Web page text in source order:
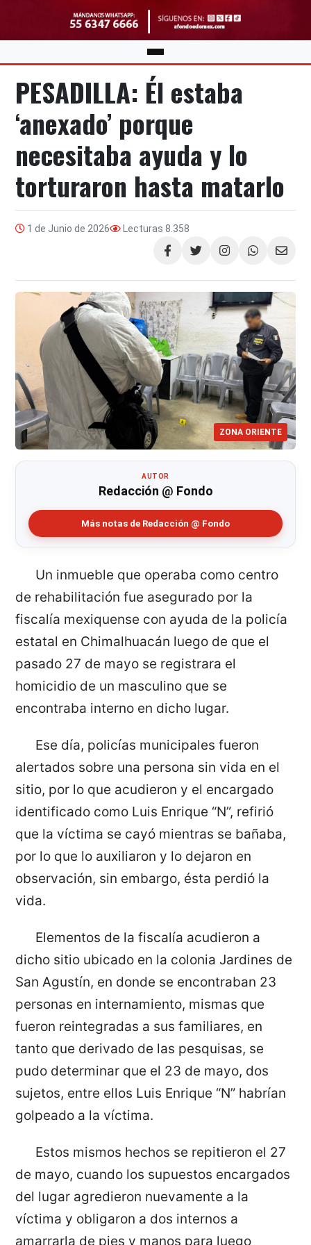
PESADILLA: Él estaba
‘anexado’ porque
necesitaba ayuda y lo
torturaron hasta matarlo
1 de Junio de 2026 Lecturas 8.358
Compartir
ZONA ORIENTE
AUTOR
Redacción @ Fondo
Más notas de Redacción @ Fondo
Un inmueble que operaba como centro
de rehabilitación fue asegurado por la
fiscalía mexiquense con ayuda de la policía
estatal en Chimalhuacán luego de que el
pasado 27 de mayo se registrara el
homicidio de un masculino que se
encontraba interno en dicho lugar.
Ese día, policías municipales fueron
alertados sobre una persona sin vida en el
sitio, por lo que acudieron y el encargado
identificado como Luis Enrique “N”, refirió
que la víctima se cayó mientras se bañaba,
por lo que lo auxiliaron y lo dejaron en
observación, sin embargo, ésta perdió la
vida.
Elementos de la fiscalía acudieron a
dicho sitio ubicado en la colonia Jardines de
San Agustín, en donde se encontraban 23
personas en internamiento, mismas que
fueron reintegradas a sus familiares, en
tanto que derivado de las pesquisas, se
pudo determinar que el 23 de mayo, dos
sujetos, entre ellos Luis Enrique “N” habrían
golpeado a la víctima.
Estos mismos hechos se repitieron el 27
de mayo, cuando los supuestos encargados
del lugar agredieron nuevamente a la
víctima y obligaron a dos internos a
amarrarla de pies y manos para luego